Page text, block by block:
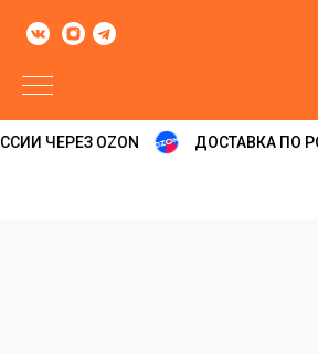
ЧЕРЕЗ OZON ДОСТАВКА ПО